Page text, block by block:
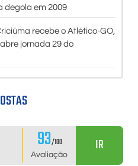
degola em 2009
recebe o Atlético-GO,
jornada 29 do
93/100
Avaliação
IR